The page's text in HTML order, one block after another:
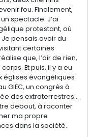
fou. Finalement,
spectacle. J’ai
protestant, où
pensais avoir du
certaines
que, l’air de rien,
Et puis, il y a eu
églises évangéliques
GIEC, un congrès à
des extraterrestres...
debout, à raconter
ma propre
dans la société.